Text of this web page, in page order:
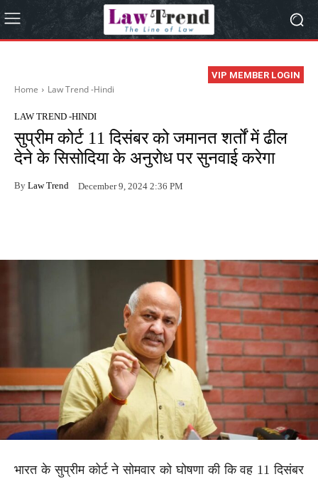
VIP MEMBER LOGIN
Home Law Trend -Hindi
LAW TREND -HINDI
सुप्रीम कोर्ट 11 दिसंबर को जमानत शर्तों में ढील
देने के सिसोदिया के अनुरोध पर सुनवाई करेगा
By Law Trend December 9, 2024 2:36 PM
भारत के सुप्रीम कोर्ट ने सोमवार को घोषणा की कि वह 11 दिसंबर